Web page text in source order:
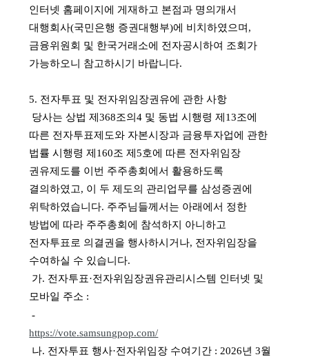
인터넷 홈페이지에 게재하고 본점과 명의개서
대행회사(국민은행 증권대행부)에 비치하였으며,
금융위원회 및 한국거래소에 전자공시하여 조회가
가능하오니 참고하시기 바랍니다.
5. 전자투표 및 전자위임장권유에 관한 사항
당사는 상법 제368조의4 및 동법 시행령 제13조에
따른 전자투표제도와 자본시장과 금융투자업에 관한
법률 시행령 제160조 제5호에 따른 전자위임장
권유제도를 이번 주주총회에서 활용하도록
결의하였고, 이 두 제도의 관리업무를 삼성증권에
위탁하였습니다. 주주님들께서는 아래에서 정한
방법에 따라 주주총회에 참석하지 아니하고
전자투표로 의결권을 행사하시거나, 전자위임장을
수여하실 수 있습니다.
가. 전자투표·전자위임장권유관리시스템 인터넷 및
모바일 주소 :
-
https://vote.samsungpop.com/
나. 전자투표 행사·전자위임장 수여기간 : 2026년 3월